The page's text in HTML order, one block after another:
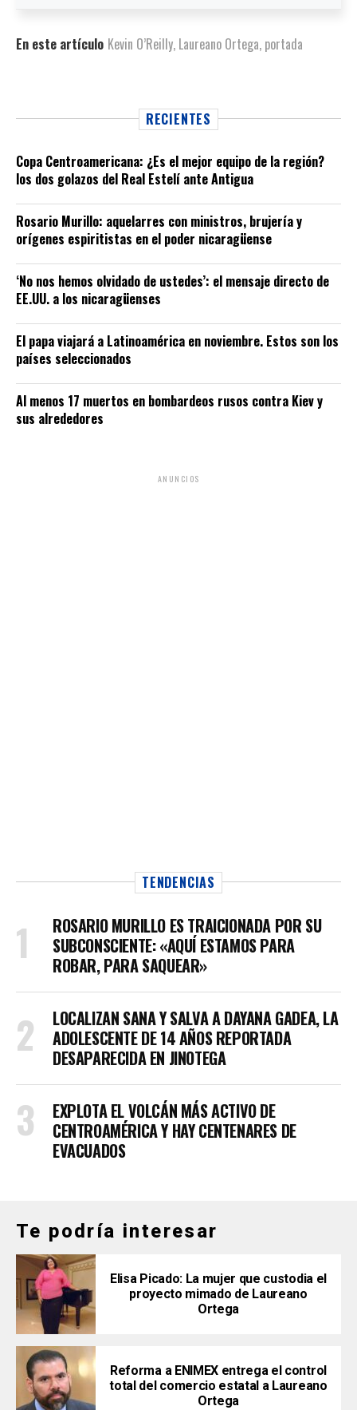
En este artículo Kevin O’Reilly, Laureano Ortega, portada
RECIENTES
Copa Centroamericana: ¿Es el mejor equipo de la región?
los dos golazos del Real Estelí ante Antigua
Rosario Murillo: aquelarres con ministros, brujería y
orígenes espiritistas en el poder nicaragüense
‘No nos hemos olvidado de ustedes’: el mensaje directo de
EE.UU. a los nicaragüenses
El papa viajará a Latinoamérica en noviembre. Estos son los
países seleccionados
Al menos 17 muertos en bombardeos rusos contra Kiev y
sus alrededores
ANUNCIOS
TENDENCIAS
ROSARIO MURILLO ES TRAICIONADA POR SU
SUBCONSCIENTE: «AQUÍ ESTAMOS PARA
ROBAR, PARA SAQUEAR»
LOCALIZAN SANA Y SALVA A DAYANA GADEA, LA
ADOLESCENTE DE 14 AÑOS REPORTADA
DESAPARECIDA EN JINOTEGA
EXPLOTA EL VOLCÁN MÁS ACTIVO DE
CENTROAMÉRICA Y HAY CENTENARES DE
EVACUADOS
Te podría interesar
Elisa Picado: La mujer que custodia el
proyecto mimado de Laureano
Ortega
Reforma a ENIMEX entrega el control
total del comercio estatal a Laureano
Ortega